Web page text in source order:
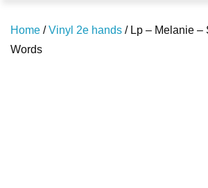
Home /Vinyl 2e hands / Lp – Melanie –
Words